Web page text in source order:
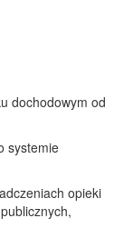
dochodowym od
systemie
opieki